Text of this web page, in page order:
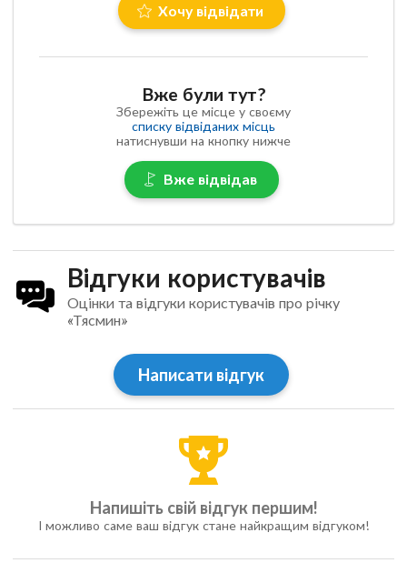
Хочу відвідати
Вже були тут?
Збережіть це місце у своєму
списку відвіданих місць
натиснувши на кнопку нижче
Вже відвідав
Відгуки користувачів
Оцінки та відгуки користувачів про річку
«Тясмин»
Написати відгук
Напишіть свій відгук першим!
І можливо саме ваш відгук стане найкращим відгуком!